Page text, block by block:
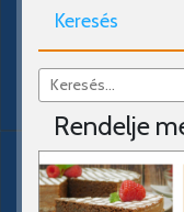
Keresés
Rendelje